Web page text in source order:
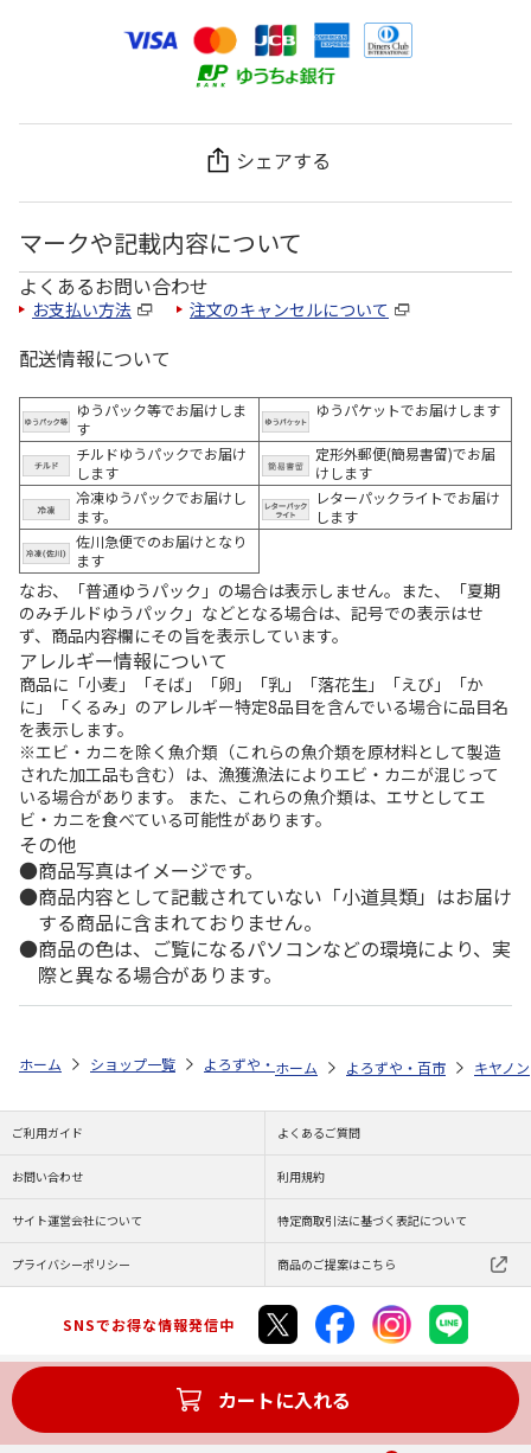
シェアする
マークや記載内容について
よくあるお問い合わせ
お支払い方法 注文のキャンセルについて
配送情報について
ゆうパック等でお届けしま
す
ゆうパケットでお届けします
チルドゆうパックでお届け
します
定形外郵便(簡易書留)でお届
けします
冷凍ゆうパックでお届けし
ます。
レターパックライトでお届け
します
佐川急便でのお届けとなり
ます
なお、「普通ゆうパック」の場合は表示しません。また、「夏期
のみチルドゆうパック」などとなる場合は、記号での表示はせ
ず、商品内容欄にその旨を表示しています。
アレルギー情報について
商品に「小麦」「そば」「卵」「乳」「落花生」「えび」「か
に」「くるみ」のアレルギー特定8品目を含んでいる場合に品目名
を表示します。
※エビ・カニを除く魚介類（これらの魚介類を原材料として製造
された加工品も含む）は、漁獲漁法によりエビ・カニが混じって
いる場合があります。 また、これらの魚介類は、エサとしてエ
ビ・カニを食べている可能性があります。
その他
商品写真はイメージです。
商品内容として記載されていない「小道具類」はお届け
する商品に含まれておりません。
商品の色は、ご覧になるパソコンなどの環境により、実
際と異なる場合があります。
カートに入れる
ホーム ショップ一覧 よろずや・百市 エコリカ キヤノン ＢＣＩ－
ホーム よろずや・百市 キヤノン
ご利用ガイド よくあるご質問
お問い合わせ 利用規約
サイト運営会社について 特定商取引法に基づく表記について
プライバシーポリシー 商品のご提案はこちら
SNSでお得な情報発信中